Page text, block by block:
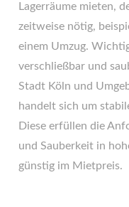
Lagerräume mieten,
zeitweise nötig,
einem Umzug.
verschließbar und
Stadt Köln und
handelt sich um
Diese erfüllen die
und Sauberkeit in
günstig im Mietpreis.